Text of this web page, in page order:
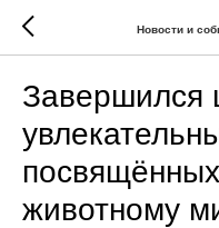
Новости и
Завершился
животному